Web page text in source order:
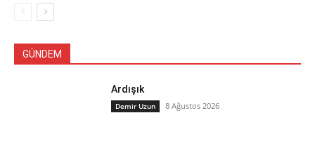
GÜNDEM
Ardışık
Demir Uzun 8 Ağustos 2026